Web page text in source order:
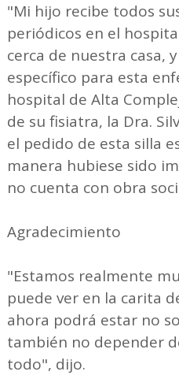
"Mi hijo recibe todos
periódicos en el
cerca de nuestra casa,
específico para esta
hospital de Alta
de su fisiatra, la Dra.
el pedido de esta silla
manera hubiese sido
no cuenta con obra
Agradecimiento
"Estamos realmente
puede ver en la carita
ahora podrá estar no
también no depender
todo", dijo.